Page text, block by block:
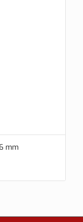
mm